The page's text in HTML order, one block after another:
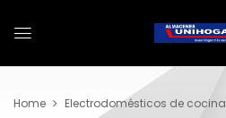
Home Electrodomésticos de cocina